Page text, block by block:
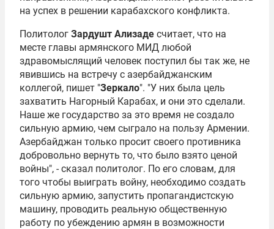
на успех в решении карабахского конфликта.
Политолог Зардушт Ализаде считает, что на
месте главы армянского МИД любой
здравомыслящий человек поступил бы так же, не
явившись на встречу с азербайджанским
коллегой, пишет "Зеркало". "У них была цель
захватить Нагорный Карабах, и они это сделали.
Наше же государство за это время не создало
сильную армию, чем сыграло на пользу Армении.
Азербайджан только просит своего противника
добровольно вернуть то, что было взято ценой
войны", - сказал политолог. По его словам, для
того чтобы выиграть войну, необходимо создать
сильную армию, запустить пропагандистскую
машину, проводить реальную общественную
работу по убеждению армян в возможности